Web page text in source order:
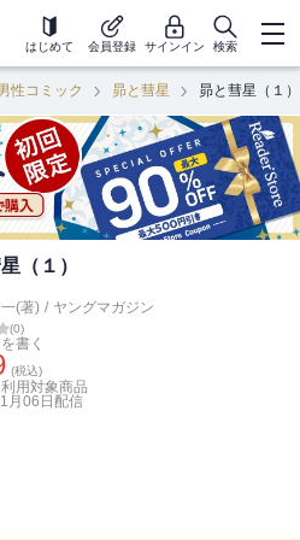
はじめて 会員登録 サインイン 検索
性コミック 昴と彗星 昴と彗星（１）
（１）
(著) / ヤングマガジン
(0)
書く
(税込)
用対象商品
月06日 配信